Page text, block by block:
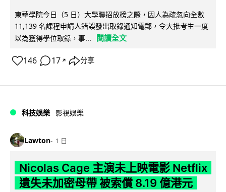
東華學院今日（5 日）大學聯招放榜之際，因人為疏忽向全數
11,139 名課程申請人錯誤發出取錄通知電郵，令大批考生一度
以為獲得學位取錄，事...
閱讀全文
146 17 ↗ 分享
科技娛樂 影視娛樂
Lawton 1 日
Nicolas Cage 主演未上映電影 Netflix
遺失未加密母帶 被索償 8.19 億港元